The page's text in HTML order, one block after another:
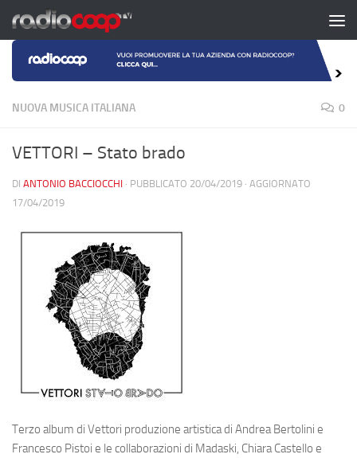
Salta al contenuto
NUOVA MUSICA ITALIANA 0
VETTORI – Stato brado
DI ANTONIO BACCIOCCHI · PUBBLICATO 20/04/2019 · AGGIORNATO
17/04/2019
Terzo album di Vettori produzione artistica di Andrea Bertolini e
Francesco Pistoi e le collaborazioni di Madaski, Chiara Castello e